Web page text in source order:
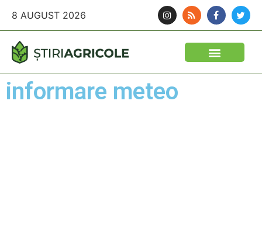
8 AUGUST 2026
informare meteo